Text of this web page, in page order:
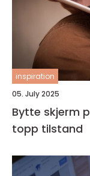
inspiration
05. July 2025
Bytte skjerm
topp tilstand